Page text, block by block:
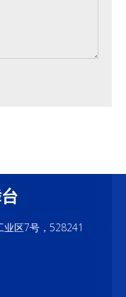
区7号，528241